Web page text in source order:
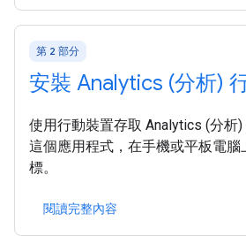
第 2 部分
安裝 Analytics (分析)
使用行動裝置存取 Analytics (分析
這個應用程式，在手機或平板電腦
標。
閱讀完整內容